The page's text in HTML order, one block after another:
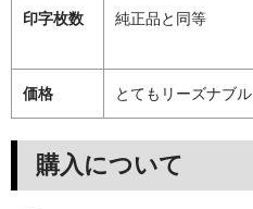
印字枚数 純正品と同等
価格 とてもリーズナブル
購入について